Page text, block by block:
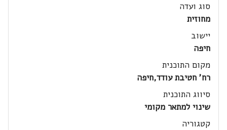
סוג ועדה
מחוזית
יישוב
חיפה
מקום התוכנית
רח' חטיבת עודד,חיפה
סיווג התוכנית
שינוי למתאר מקומי
קטגוריה